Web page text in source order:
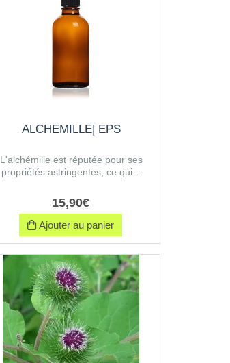
ALCHEMILLE| EPS
L'alchémille est réputée pour ses
propriétés astringentes, ce qui...
15,90€
Ajouter au panier